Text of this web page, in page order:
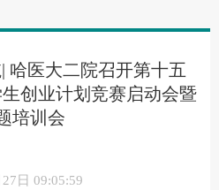
哈医大二院召开第十五
创业计划竞赛启动会暨
培训会
日 09:05:59